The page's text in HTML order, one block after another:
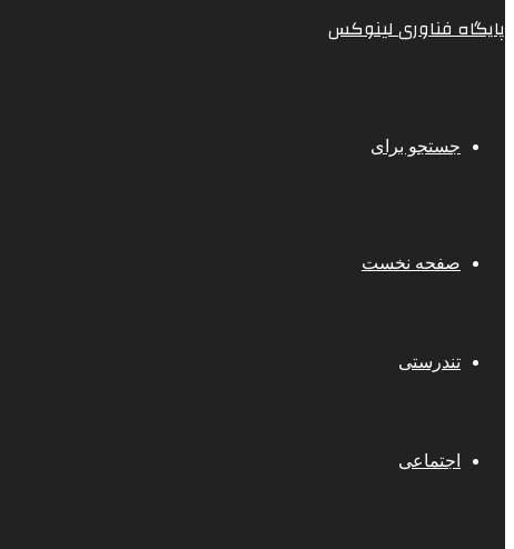
پایگاه فناوری لینوکس
جستجو برای
صفحه نخست
تندرستی
اجتماعی